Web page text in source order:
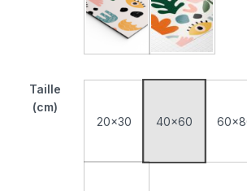
Tableau Aluminium
Poster sur
Taille
(cm)
20x30
40x60